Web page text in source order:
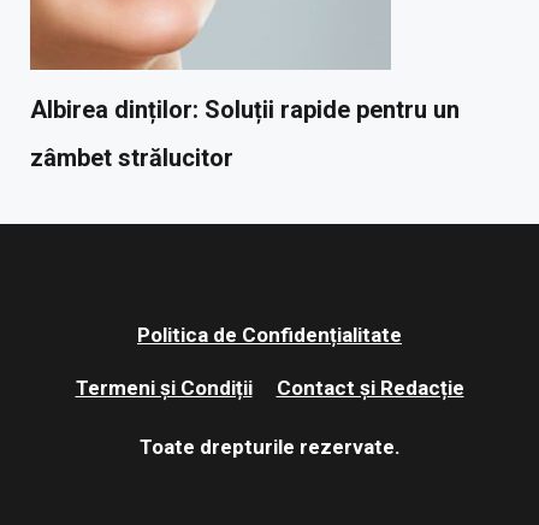
Albirea dinților: Soluții rapide pentru un
zâmbet strălucitor
Politica de Confidențialitate
Termeni și Condiții Contact și Redacție
Toate drepturile rezervate.